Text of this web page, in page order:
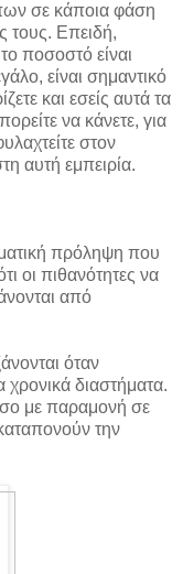
σε κάποια φάση
τους. Επειδή,
ποσοστό είναι
είναι σημαντικό
και εσείς αυτά τα
να κάνετε, για
στον
αυτή εμπειρία.
πρόληψη που
οι πιθανότητες να
από
όταν
χρονικά διαστήματα.
με παραμονή σε
την